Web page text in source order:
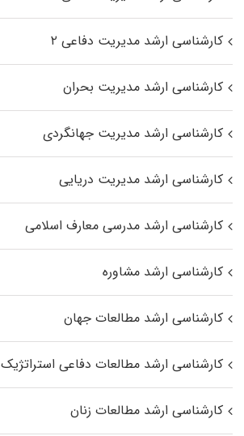
کارشناسی ارشد مدیریت دفاعی ۲
کارشناسی ارشد مدیریت بحران
کارشناسی ارشد مدیریت جهانگردی
کارشناسی ارشد مدیریت دریایی
کارشناسی ارشد مدرسی معارف اسلامی
کارشناسی ارشد مشاوره
کارشناسی ارشد مطالعات جهان
کارشناسی ارشد مطالعات دفاعی استراتژیک
کارشناسی ارشد مطالعات زنان